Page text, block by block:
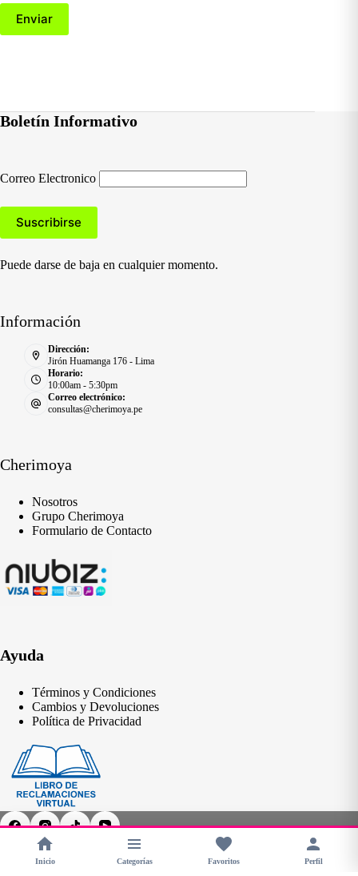
Enviar
Boletín Informativo
Correo Electronico
Puede darse de baja en cualquier momento.
Información
Dirección:
Jirón Huamanga 176 - Lima
Horario:
10:00am - 5:30pm
Correo electrónico:
consultas@cherimoya.pe
Cherimoya
Nosotros
Grupo Cherimoya
Formulario de Contacto
Ayuda
Términos y Condiciones
Cambios y Devoluciones
Política de Privacidad
Copyright © 2026 - CHERIMOYA Perú
Inicio Categorías Favoritos Perfil